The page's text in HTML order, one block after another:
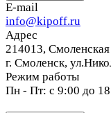
E-mail
info@kipoff.ru
Адрес
214013, Смоленская
г. Смоленск,
Режим работы
Пн - Пт: с 9:00 до